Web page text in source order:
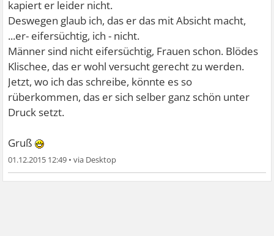
kapiert er leider nicht.
Deswegen glaub ich, das er das mit Absicht macht,
...er- eifersüchtig, ich - nicht.
Männer sind nicht eifersüchtig, Frauen schon. Blödes
Klischee, das er wohl versucht gerecht zu werden.
Jetzt, wo ich das schreibe, könnte es so
rüberkommen, das er sich selber ganz schön unter
Druck setzt.
Gruß
01.12.2015 12:49 •